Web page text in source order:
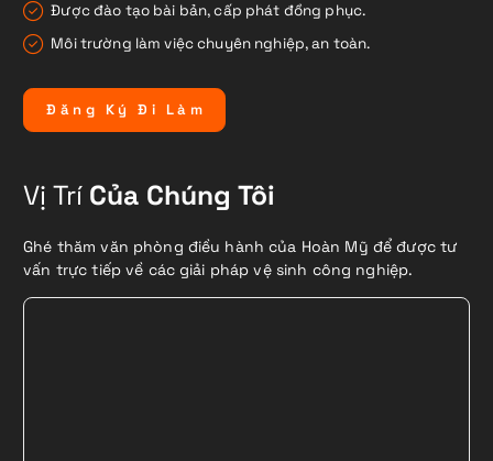
Được đào tạo bài bản, cấp phát đồng phục.
Môi trường làm việc chuyên nghiệp, an toàn.
Đ ă n g Ký Đ i L à m
Vị TríCủa Chúng Tôi
Ghé thăm văn phòng điều hành của Hoàn Mỹ để được tư
vấn trực tiếp về các giải pháp vệ sinh công nghiệp.